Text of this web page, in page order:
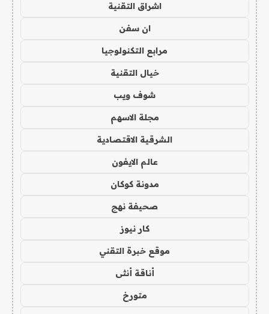
اشراق التقنية
ان سفن
مرابع التكنولوجيا
خيال التقنية
شوف ويب
مجلة الاسهم
الشرقية الاقتصادية
عالم الايفون
مدونة كوكان
صحيفة نهج
كار نيوز
موقع خبرة التقني
أناقة أنثى
متورخ